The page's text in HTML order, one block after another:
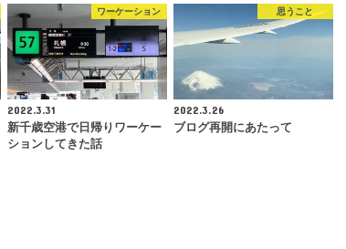
ワーケーション
2022.3.31
新千歳空港で日帰りワーケー
ションしてきた話
思うこと
2022.3.26
ブログ再開にあたって